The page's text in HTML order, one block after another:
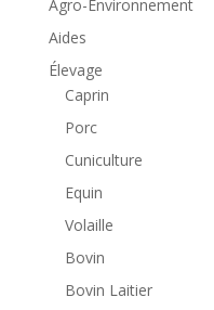
Agro-Environnement
Aides
Élevage
Caprin
Porc
Cuniculture
Equin
Volaille
Bovin
Bovin Laitier